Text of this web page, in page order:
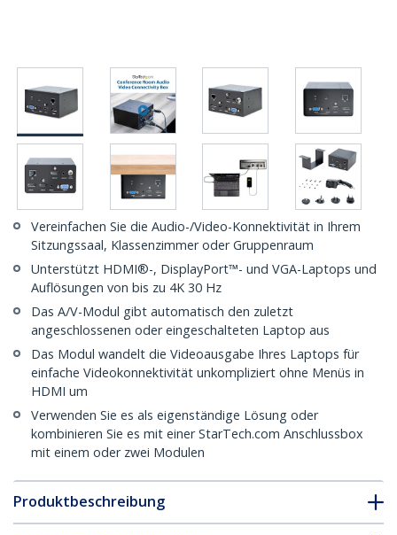
Vereinfachen Sie die Audio-/Video-Konnektivität in Ihrem
Sitzungssaal, Klassenzimmer oder Gruppenraum
Unterstützt HDMI®-, DisplayPort™- und VGA-Laptops und
Auflösungen von bis zu 4K 30 Hz
Das A/V-Modul gibt automatisch den zuletzt
angeschlossenen oder eingeschalteten Laptop aus
Das Modul wandelt die Videoausgabe Ihres Laptops für
einfache Videokonnektivität unkompliziert ohne Menüs in
HDMI um
Verwenden Sie es als eigenständige Lösung oder
kombinieren Sie es mit einer StarTech.com Anschlussbox
mit einem oder zwei Modulen
Produktbeschreibung